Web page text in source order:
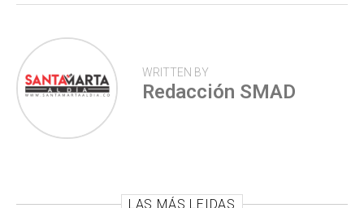
WRITTEN BY
Redacción SMAD
LAS MÁS LEIDAS